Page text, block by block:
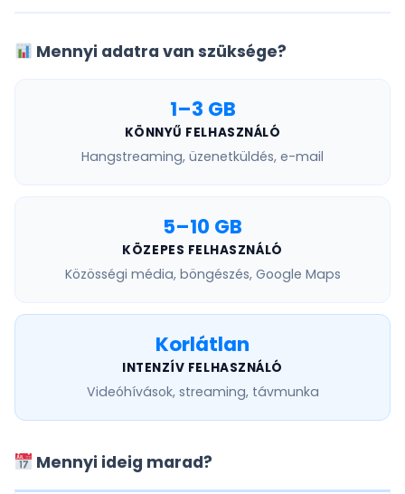
Mennyi adatra van szüksége?
1–3 GB
KÖNNYŰ FELHASZNÁLÓ
Hangstreaming, üzenetküldés, e-mail
5–10 GB
KÖZEPES FELHASZNÁLÓ
Közösségi média, böngészés, Google Maps
Korlátlan
INTENZÍV FELHASZNÁLÓ
Videóhívások, streaming, távmunka
Mennyi ideig marad?